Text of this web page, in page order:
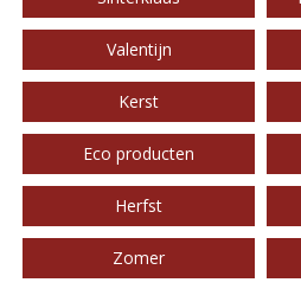
Valentijn
Kerst
Eco producten
Herfst
Zomer